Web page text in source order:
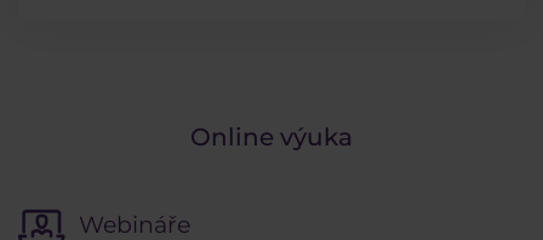
Online výuka
Webináře